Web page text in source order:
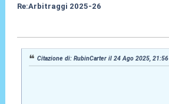
Re:Arbitraggi 2025-26
Citazione di: RubinCarter il 24 Ago 2025, 21:56